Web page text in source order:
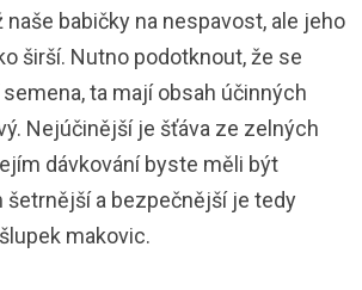
naše babičky na nespavost, ale jeho
širší. Nutno podotknout, že se
ta mají obsah účinných
Nejúčinější je šťáva ze zelných
dávkování byste měli být
šetrnější a bezpečnější je tedy
makovic.